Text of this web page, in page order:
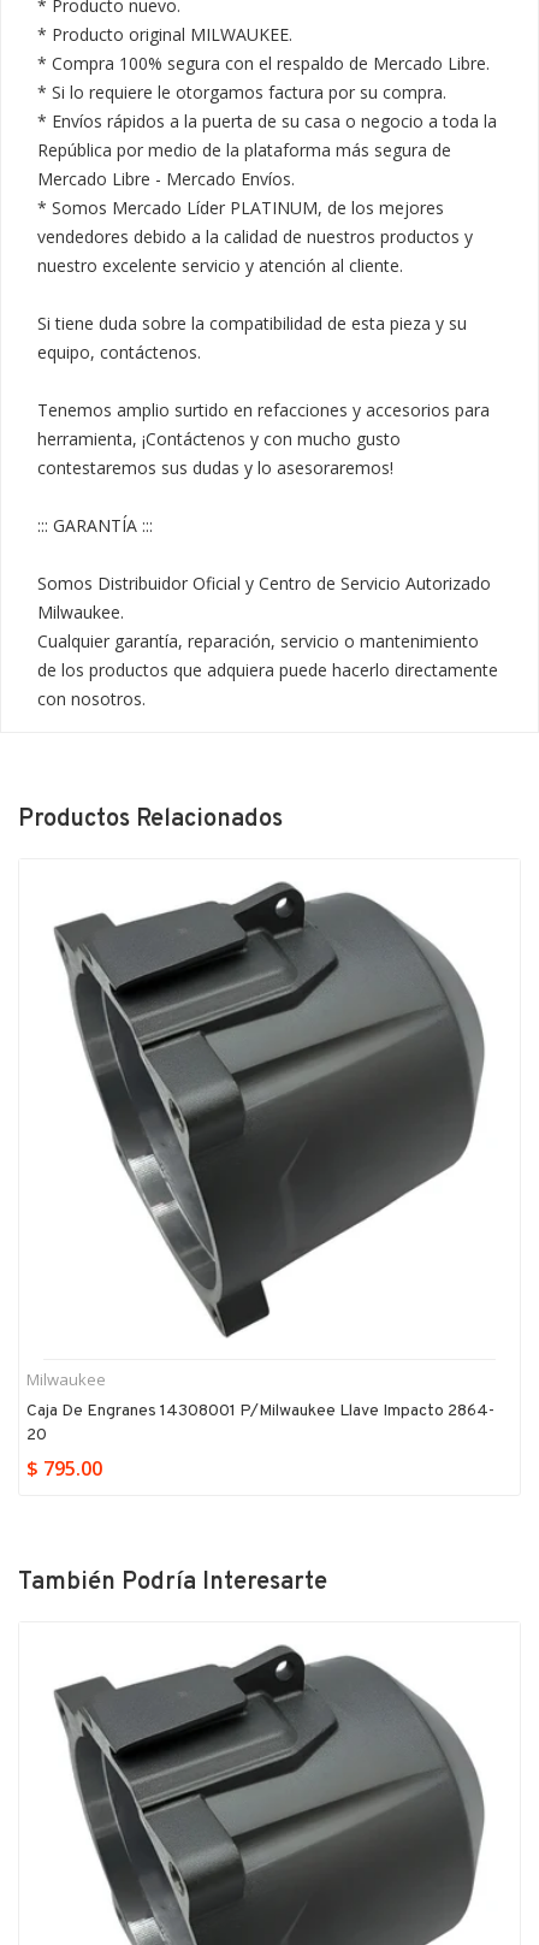
* Producto nuevo.
* Producto original MILWAUKEE.
* Compra 100% segura con el respaldo de Mercado Libre.
* Si lo requiere le otorgamos factura por su compra.
* Envíos rápidos a la puerta de su casa o negocio a toda la
República por medio de la plataforma más segura de
Mercado Libre - Mercado Envíos.
* Somos Mercado Líder PLATINUM, de los mejores
vendedores debido a la calidad de nuestros productos y
nuestro excelente servicio y atención al cliente.
Si tiene duda sobre la compatibilidad de esta pieza y su
equipo, contáctenos.
Tenemos amplio surtido en refacciones y accesorios para
herramienta, ¡Contáctenos y con mucho gusto
contestaremos sus dudas y lo asesoraremos!
::: GARANTÍA :::
Somos Distribuidor Oficial y Centro de Servicio Autorizado
Milwaukee.
Cualquier garantía, reparación, servicio o mantenimiento
de los productos que adquiera puede hacerlo directamente
con nosotros.
Productos Relacionados
Milwaukee
Caja De Engranes 14308001 P/milwaukee Llave Impacto 2864-
20
$ 795.00
También Podría Interesarte